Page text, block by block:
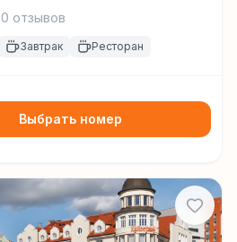
отзывов
Завтрак Ресторан
Выбрать номер